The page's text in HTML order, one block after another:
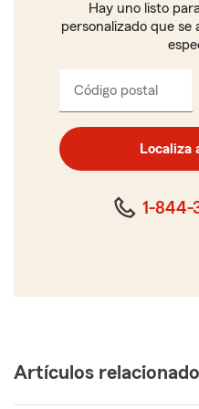
Hay uno listo
personalizado que se
Código postal
código
postal
de
cinco
Localiza
1-844-
Artículos